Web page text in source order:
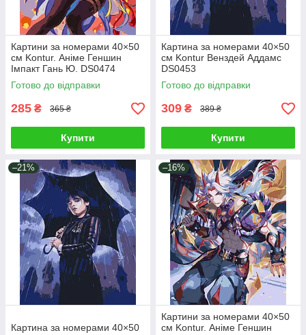
Картини за номерами 40×50
см Kontur. Аніме Геншин
Імпакт Гань Ю. DS0474
Готово до відправки
285 ₴ 365 ₴
Купити
Картина за номерами 40×50
см Kontur Венздей Аддамс
DS0453
Готово до відправки
309 ₴ 389 ₴
Купити
–21%
Картина за номерами 40×50
–16%
Картини за номерами 40×50
см Kontur. Аніме Геншин